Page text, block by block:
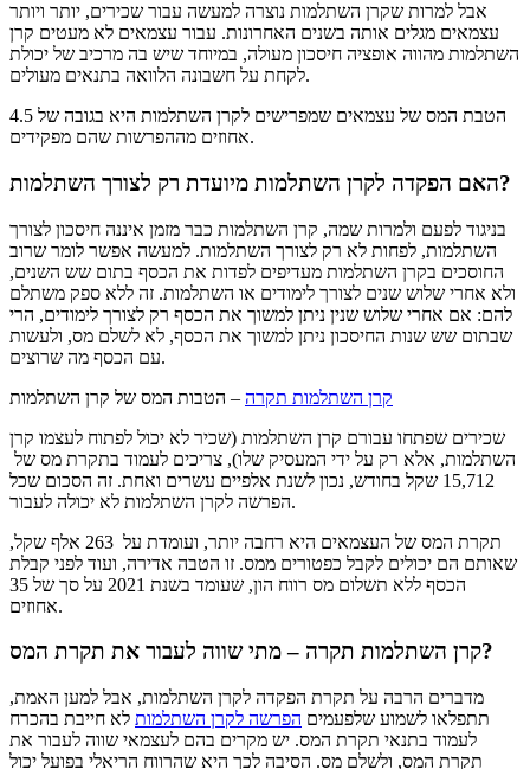
אבל למרות שקרן השתלמות נוצרה למעשה עבור שכירים, יותר ויותר
עצמאים מגלים אותה בשנים האחרונות. עבור עצמאים לא מעטים קרן
השתלמות מהווה אופציה חיסכון מעולה, במיוחד שיש בה מרכיב של יכולת
לקחת על חשבונה הלוואה בתנאים מעולים.
הטבת המס של עצמאים שמפרישים לקרן השתלמות היא בגובה של 4.5
אחוזים מההפרשות שהם מפקידים.
האם הפקדה לקרן השתלמות מיועדת רק לצורך השתלמות?
בניגוד לפעם ולמרות שמה, קרן השתלמות כבר מזמן איננה חיסכון לצורך
השתלמות, לפחות לא רק לצורך השתלמות. למעשה אפשר לומר שרוב
החוסכים בקרן השתלמות מעדיפים לפדות את הכסף בתום שש השנים,
ולא אחרי שלוש שנים לצורך לימודים או השתלמות. זה ללא ספק משתלם
להם: אם אחרי שלוש שנין ניתן למשוך את הכסף רק לצורך לימודים, הרי
שבתום שש שנות החיסכון ניתן למשוך את הכסף, לא לשלם מס, ולעשות
עם הכסף מה שרוצים.
קרן השתלמות תקרה – הטבות המס של קרן השתלמות
שכירים שפתחו עבורם קרן השתלמות (שכיר לא יכול לפתוח לעצמו קרן
השתלמות, אלא רק על ידי המעסיק שלו), צריכים לעמוד בתקרת מס של
15,712 שקל בחודש, נכון לשנת אלפיים עשרים ואחת. זה הסכום שכל
הפרשה לקרן השתלמות לא יכולה לעבור.
תקרת המס של העצמאים היא רחבה יותר, ועומדת על 263 אלף שקל,
שאותם הם יכולים לקבל כפטורים ממס. זו הטבה אדירה, ועוד לפני קבלת
הכסף ללא תשלום מס רווח הון, שעומד בשנת 2021 על סך של 35
אחוזים.
קרן השתלמות תקרה – מתי שווה לעבור את תקרת המס?
מדברים הרבה על תקרת הפקדה לקרן השתלמות, אבל למען האמת,
תתפלאו לשמוע שלפעמים הפרשה לקרן השתלמות לא חייבת בהכרח
לעמוד בתנאי תקרת המס. יש מקרים בהם לעצמאי שווה לעבור את
תקרת המס, ולשלם מס. הסיבה לכך היא שהרווח הריאלי בפועל יכול